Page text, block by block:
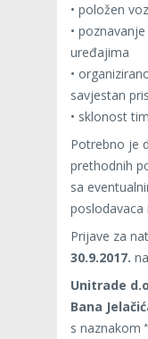
• položen
•
uređajima
•
savjestan
• sklonost
Potrebno je
prethodnih
sa
Prijave za
30.9.2017.
Unitrade
Bana
s naznakom